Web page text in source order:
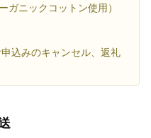
ガニックコットン使用）
込みのキャンセル、返礼